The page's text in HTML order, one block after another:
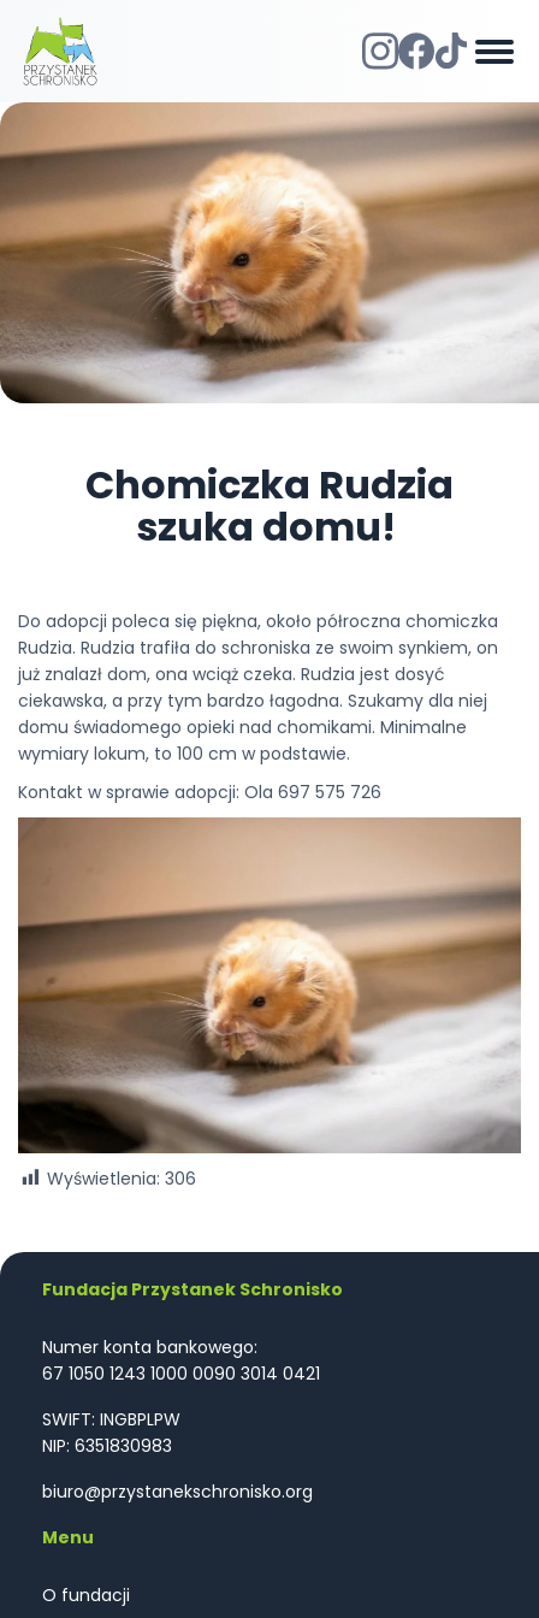
Chomiczka Rudzia
szuka domu!
Do adopcji poleca się piękna, około półroczna chomiczka
Rudzia. Rudzia trafiła do schroniska ze swoim synkiem, on
już znalazł dom, ona wciąż czeka. Rudzia jest dosyć
ciekawska, a przy tym bardzo łagodna. Szukamy dla niej
domu świadomego opieki nad chomikami. Minimalne
wymiary lokum, to 100 cm w podstawie.
Kontakt w sprawie adopcji: Ola 697 575 726
Wyświetlenia: 306
Fundacja Przystanek Schronisko
Numer konta bankowego:
67 1050 1243 1000 0090 3014 0421
SWIFT: INGBPLPW
NIP: 6351830983
biuro@przystanekschronisko.org
Menu
O fundacji